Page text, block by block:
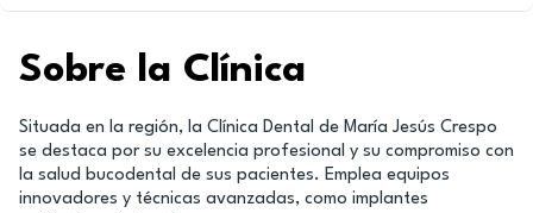
Sobre la Clínica
Situada en la región, la Clínica Dental de María Jesús Crespo
se destaca por su excelencia profesional y su compromiso con
la salud bucodental de sus pacientes. Emplea equipos
innovadores y técnicas avanzadas, como implantes